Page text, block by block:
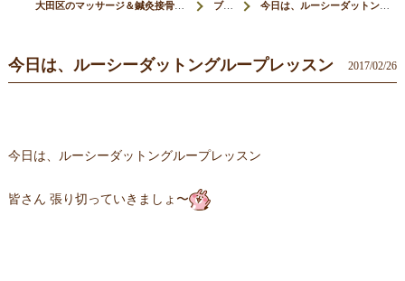
大田区のマッサージ＆鍼灸接骨院オリーブ(Olive) ブログ 今日は、ルーシーダットングループレッスン
今日は、ルーシーダットングループレッスン 2017/02/26
今日は、ルーシーダットングループレッスン
皆さん 張り切っていきましょ〜